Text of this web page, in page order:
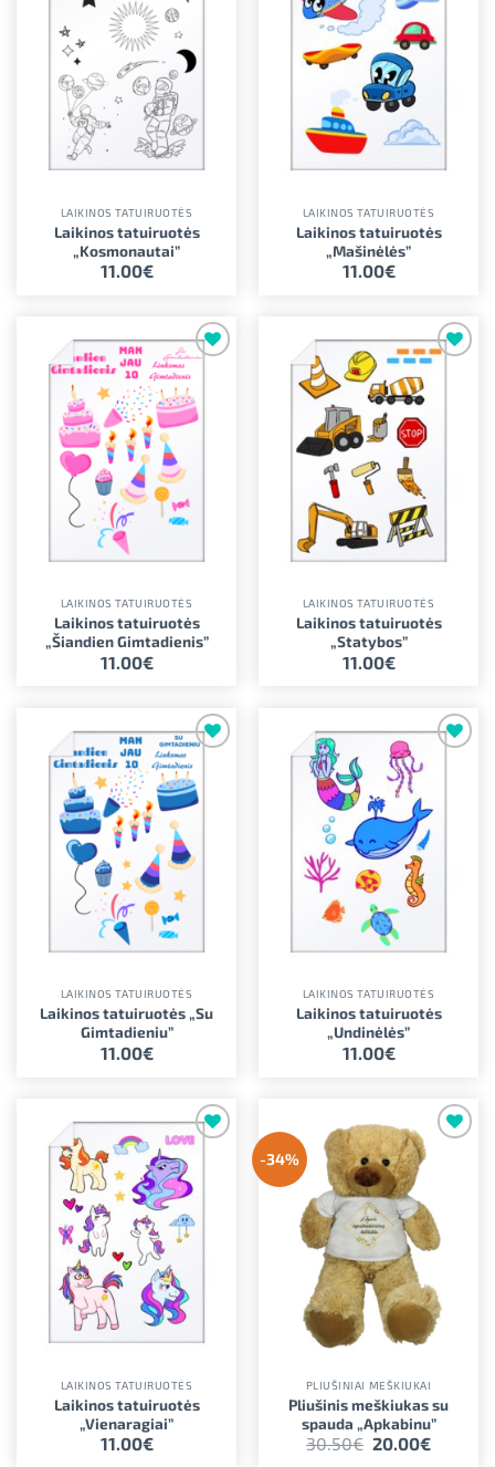
LAIKINOS TATUIRUOTĖS
Laikinos tatuiruotės
„Kosmonautai”
11.00€
LAIKINOS TATUIRUOTĖS
Laikinos tatuiruotės
„Mašinėlės”
11.00€
Pridėti į
norimus
LAIKINOS TATUIRUOTĖS
Laikinos tatuiruotės
„Šiandien Gimtadienis”
11.00€
Pridėti į
norimus
LAIKINOS TATUIRUOTĖS
Laikinos tatuiruotės
„Statybos”
11.00€
Pridėti į
norimus
LAIKINOS TATUIRUOTĖS
Laikinos tatuiruotės „Su
Gimtadieniu”
11.00€
Pridėti į
LAIKINOS TATUIRUOTĖS
Laikinos tatuiruotės
„Undinėlės”
11.00€
Pridėti į
norimus
LAIKINOS TATUIRUOTĖS
Laikinos tatuiruotės
„Vienaragiai”
11.00€
-34%
Pridėti į
norimus
PLIUŠINIAI MEŠKIUKAI
Pliušinis meškiukas su
spauda „Apkabinu”
30.50€ Original
price
20.00€Current
price